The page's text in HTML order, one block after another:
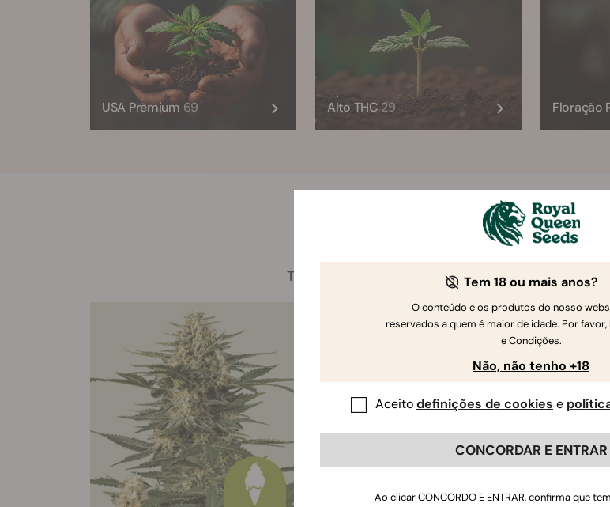
USA Premium 69 Alto THC 29 Floração
A RQS recomenda
Todas Automáticas Feminizadas
Tem 18 ou mais anos?
O conteúdo e os produtos do nosso
reservados a quem é maior de idade. Por favor,
e Condições.
Não, não tenho +18
Aceitodefinições de cookies e
CONCORDAR E ENTRAR
Ao clicar CONCORDO E ENTRAR, confirma que